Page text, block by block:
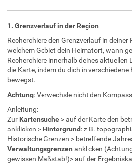
1. Grenzverlauf in der Region
Recherchiere den Grenzverlauf in deiner
welchem Gebiet dein Heimatort, wann
Recherchiere innerhalb deines aktuellen
die Karte, indem du dich in
bewegst.
Achtung: Verwechsle nicht den
Anleitung:
Zur Kartensuche > auf der Karte den
anklicken > Hintergrund: z.B.
Historische Grenzen > betreffende
Verwaltungsgrenzen anklicken
gewissen Maßstab!)> auf der